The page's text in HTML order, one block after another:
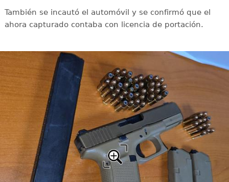
También se incautó el automóvil y se confirmó que el
ahora capturado contaba con licencia de portación.